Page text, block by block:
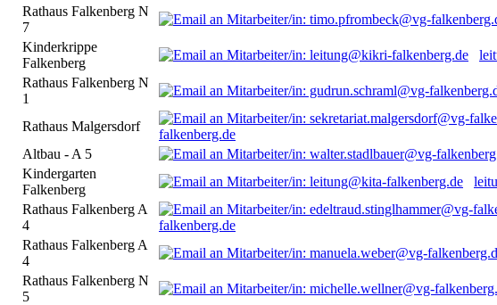
Rathaus Falkenberg N
7
Kinderkrippe
Falkenberg
Rathaus Falkenberg N
1
Rathaus Malgersdorf
falkenberg.de
Altbau - A 5
Kindergarten
Falkenberg
Rathaus Falkenberg A
4
falkenberg.de
Rathaus Falkenberg A
4
Rathaus Falkenberg N
5